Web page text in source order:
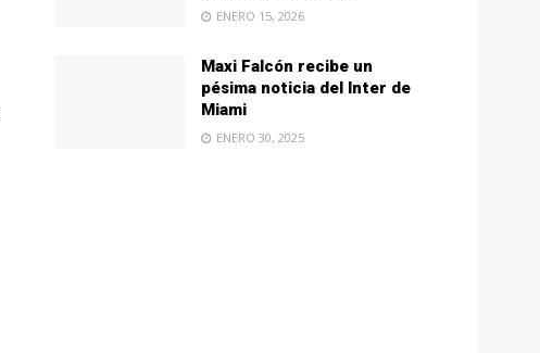
ENERO 15, 2026
Maxi Falcón recibe un
pésima noticia del Inter de
Miami
ENERO 30, 2025